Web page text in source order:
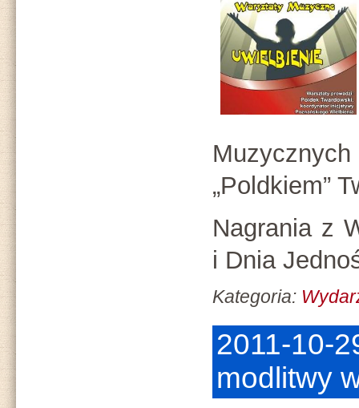
„Poldkiem”
Nagrania z
i Dnia
Kategoria:
2011-10-
modlitwy